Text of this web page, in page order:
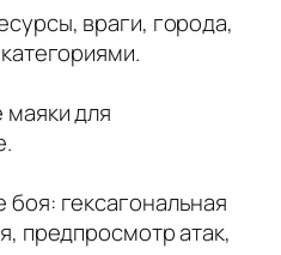
враги, города,
маяки для
гексагональная
предпросмотр атак,